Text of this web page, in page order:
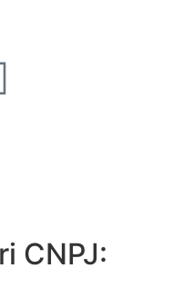
CNPJ: